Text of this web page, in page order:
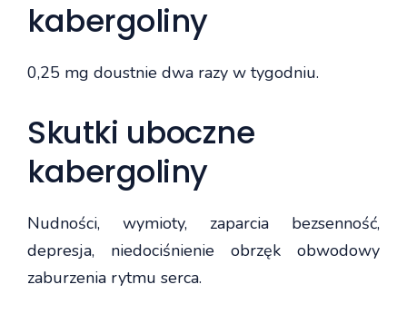
kabergoliny
0,25 mg doustnie dwa razy w tygodniu.
Skutki uboczne
kabergoliny
Nudności, wymioty, zaparcia bezsenność,
depresja, niedociśnienie obrzęk obwodowy
zaburzenia rytmu serca.